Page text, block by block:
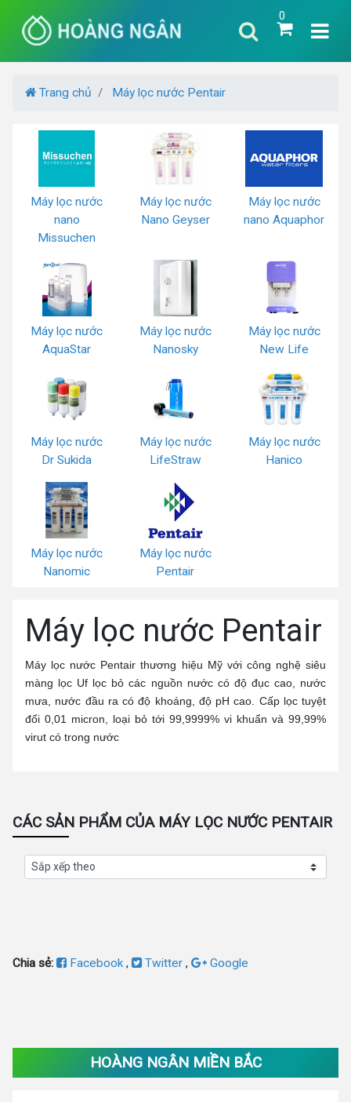
0
Trang chủ Máy lọc nước Pentair
Máy lọc nước
nano
Missuchen
Máy lọc nước
Nano Geyser
Máy lọc nước
nano Aquaphor
Máy lọc nước
AquaStar
Máy lọc nước
Nanosky
Máy lọc nước
New Life
Máy lọc nước
Dr Sukida
Máy lọc nước
LifeStraw
Máy lọc nước
Hanico
Máy lọc nước
Nanomic
Máy lọc nước
Pentair
Máy lọc nước Pentair
Máy lọc nước Pentair thương hiệu Mỹ với công nghệ siêu
màng lọc Uf lọc bỏ các nguồn nước có độ đục cao, nước
mưa, nước đầu ra có độ khoáng, độ pH cao. Cấp lọc tuyệt
đối 0,01 micron, loại bỏ tới 99,9999% vi khuẩn và 99,99%
virut có trong nước
CÁC SẢN PHẨM CỦA MÁY LỌC NƯỚC PENTAIR
Chia sẻ: Facebook, Twitter , Google
HOÀNG NGÂN MIỀN BẮC